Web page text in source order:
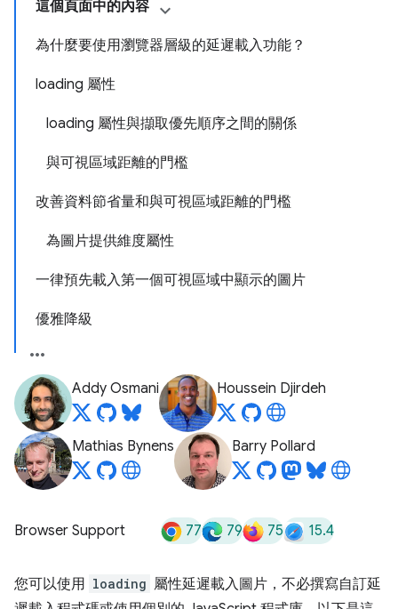
這個頁面中的內容
為什麼要使用瀏覽器層級的延遲載入功能？
loading 屬性
loading 屬性與擷取優先順序之間的關係
與可視區域距離的門檻
改善資料節省量和與可視區域距離的門檻
為圖片提供維度屬性
一律預先載入第一個可視區域中顯示的圖片
優雅降級
Addy Osmani Houssein Djirdeh
Mathias Bynens Barry Pollard
Browser Support 77 79 75 15.4
您可以使用 loading 屬性延遲載入圖片，不必撰寫自訂延